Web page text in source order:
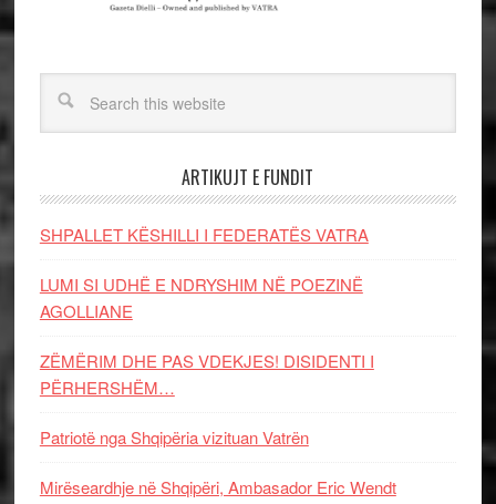
ARTIKUJT E FUNDIT
SHPALLET KËSHILLI I FEDERATËS VATRA
LUMI SI UDHË E NDRYSHIM NË POEZINË
AGOLLIANE
ZËMËRIM DHE PAS VDEKJES! DISIDENTI I
PËRHERSHËM…
Patriotë nga Shqipëria vizituan Vatrën
Mirëseardhje në Shqipëri, Ambasador Eric Wendt